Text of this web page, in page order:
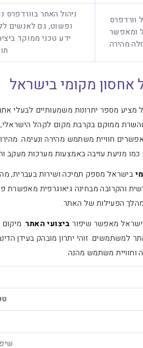
וורדפרס
ומאפשר
מהירה
ניהול האתר בוורדפרס
ופשוט, גם לאנשים
ידע טכני ממוקד
אחסון מקומי בישראל
מציע מספר יתרונות משמעותיים לבעלי
ממוקם בקרבת מקום לקהל הישראלי,
חוויית משתמש מהירה ונעימה.
מניעת עזיבה באמצעות מערכות מעקב
בישראל מספק תמיכה ושירות בעברית,
והקרובה מבחינה גיאוגרפית מאפשרת
הפעילות של האתר.
מאפשר שיפור ביצועי האתר.
למשתמשים. זוהי יתרון מובהק בעידן
וחוויית משתמש מהנה.